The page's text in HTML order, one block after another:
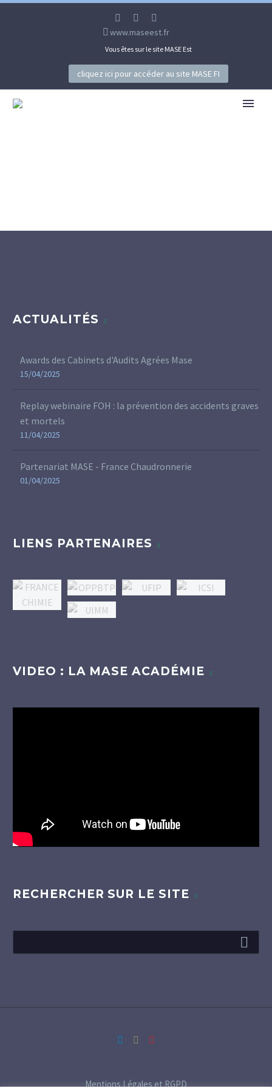
www.maseest.fr
Vous êtes sur le site MASE Est
cliquez ici pour accéder au site MASE FI
ACTUALITÉS
Awards des Cabinets d'Audits Agrées Mase
15/04/2025
Replay webinaire FOH : la prévention des accidents graves
et mortels
11/04/2025
Partenariat MASE - France Chaudronnerie
01/04/2025
LIENS PARTENAIRES
VIDEO : LA MASE ACADÉMIE
RECHERCHER SUR LE SITE
Mentions Légales et RGPD